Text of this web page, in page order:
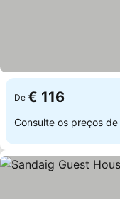
De € 116
Consulte os preços de